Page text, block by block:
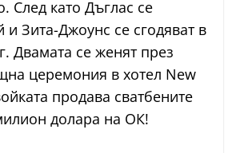
След като Дъглас се
и Зита-Джоунс се сгодяват в
Двамата се женят през
церемония в хотел New
продава сватбените
долара на ОК!